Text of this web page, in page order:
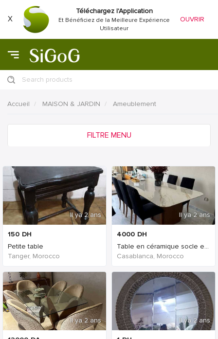
X
Téléchargez l'Application
Et Bénéficiez de la Meilleure Expérience
Utilisateur
OUVRIR
Search products
Accueil MAISON & JARDIN Ameublement
FILTRE MENU
Il ya 2 ans
150 DH
Petite table
Tanger, Morocco
Il ya 2 ans
Il ya 2 ans
4000 DH
Table en céramique socle en bo
Casablanca, Morocco
Il ya 2 ans